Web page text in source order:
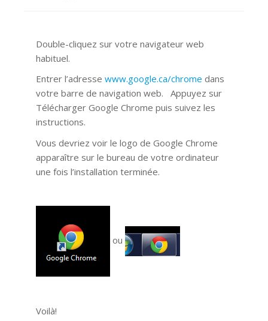
Double-cliquez sur votre navigateur web
habituel.
Entrer l’adresse www.google.ca/chrome dans
votre barre de navigation web. Appuyez sur
Télécharger Google Chrome puis suivez les
instructions.
Vous devriez voir le logo de Google Chrome
apparaître sur le bureau de votre ordinateur
une fois l’installation terminée.
ou
Voilà!